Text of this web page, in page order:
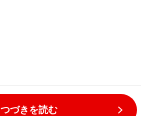
つづきを読む